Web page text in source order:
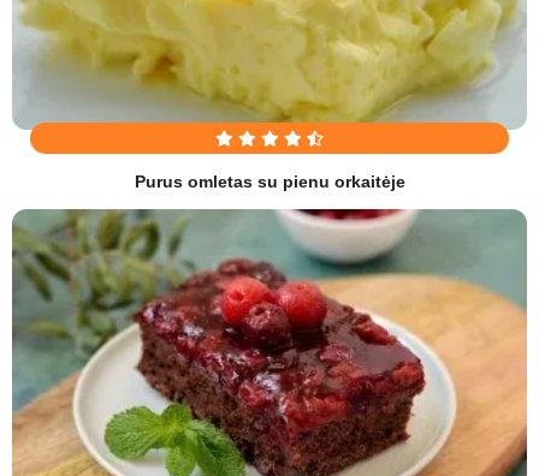
Purus omletas su pienu orkaitėje